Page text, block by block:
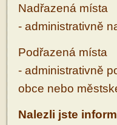
Nadřazená místa
- administrativně
Podřazená místa
- administrativně
obce nebo
Nalezli jste